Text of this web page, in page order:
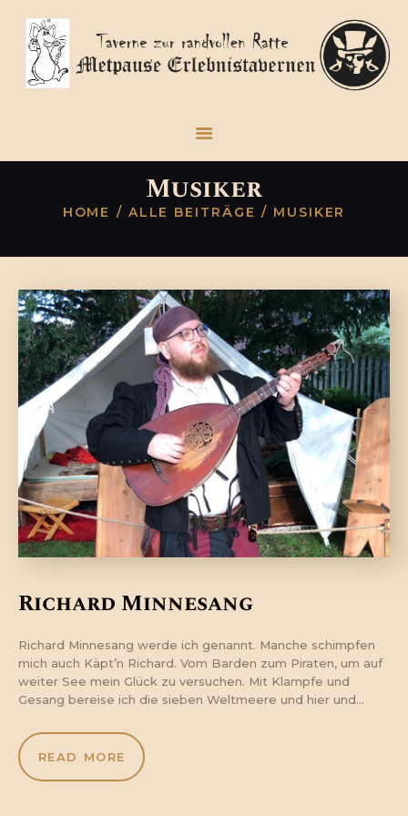
Musiker
HOME ALLE BEITRÄGE MUSIKER
BREMERHAVEN
KONTAKT
Richard Minnesang
Richard Minnesang werde ich genannt. Manche schimpfen
mich auch Käpt’n Richard. Vom Barden zum Piraten, um auf
weiter See mein Glück zu versuchen. Mit Klampfe und
Gesang bereise ich die sieben Weltmeere und hier und…
READ MORE